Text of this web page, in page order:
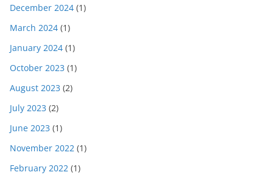
December 2024 (1)
March 2024 (1)
January 2024 (1)
October 2023 (1)
August 2023 (2)
July 2023 (2)
June 2023 (1)
November 2022 (1)
February 2022 (1)